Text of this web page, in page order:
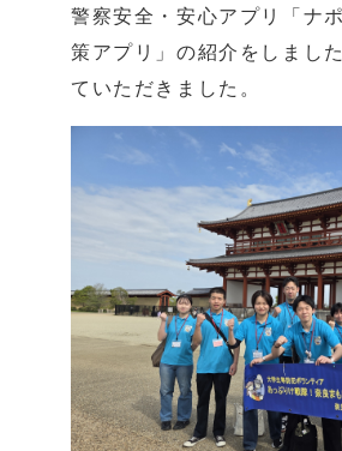
警察安全・安心アプリ「ナ
策アプリ」の紹介をしまし
ていただきました。